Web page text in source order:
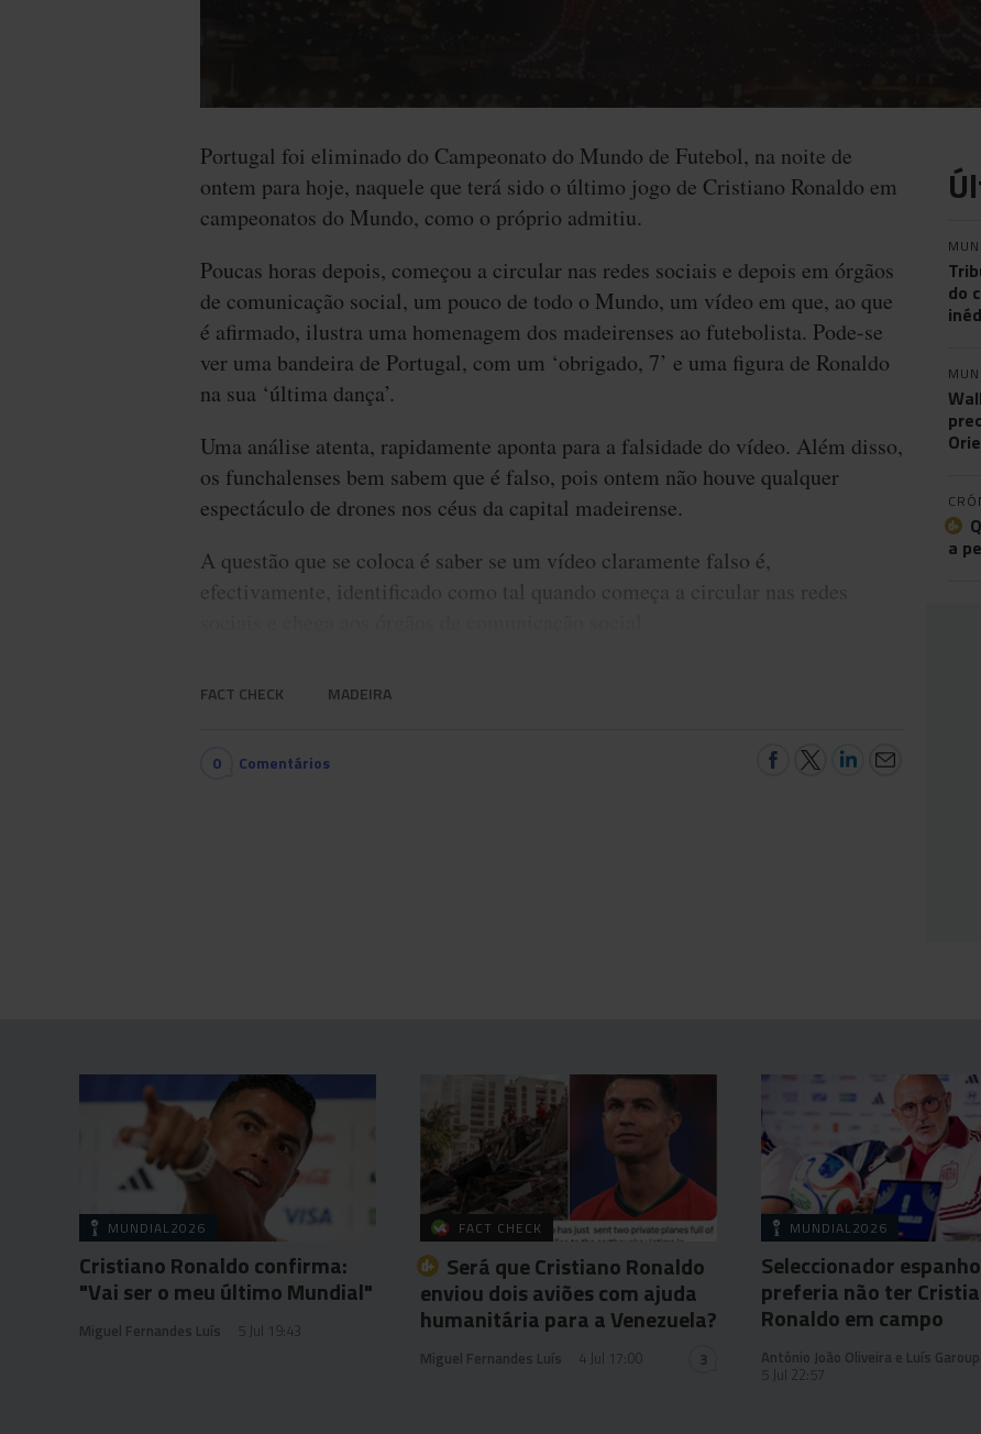
Portugal foi eliminado do Campeonato do Mundo de Futebol, na noite de
ontem para hoje, naquele que terá sido o último jogo de Cristiano Ronaldo em
campeonatos do Mundo, como o próprio admitiu.
Poucas horas depois, começou a circular nas redes sociais e depois em órgãos
de comunicação social, um pouco de todo o Mundo, um vídeo em que, ao que
é afirmado, ilustra uma homenagem dos madeirenses ao futebolista. Pode-se
ver uma bandeira de Portugal, com um ‘obrigado, 7’ e uma figura de Ronaldo
na sua ‘última dança’.
Uma análise atenta, rapidamente aponta para a falsidade do vídeo. Além disso,
os funchalenses bem sabem que é falso, pois ontem não houve qualquer
espectáculo de drones nos céus da capital madeirense.
A questão que se coloca é saber se um vídeo claramente falso é,
efectivamente, identificado como tal quando começa a circular nas redes
FACT CHECK MADEIRA
0 Comentários
do
a
MUNDIAL2026
Cristiano Ronaldo confirma:
"Vai ser o meu último Mundial"
Miguel Fernandes Luís 5 Jul 19:43
FACT CHECK
Será que Cristiano Ronaldo
enviou dois aviões com ajuda
humanitária para a Venezuela?
Miguel Fernandes Luís 4 Jul 17:00 3
MUNDIAL2026
Seleccionador
preferia não ter
Ronaldo em campo
António João Oliveira e Luís
5 Jul 22:57